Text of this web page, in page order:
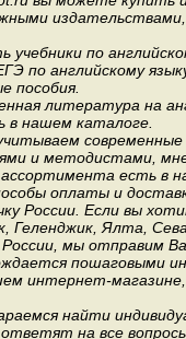
издательствами,
по
по английскому
пособия.
литература на
нашем каталоге.
и методистами,
есть в
оплаты и
России. Если вы
Геленджик, Ялта,
мы отправим
пошаговыми
интернет-
найти
на все